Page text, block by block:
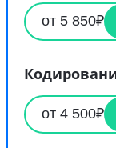
от 5 850₽
от 4 500₽